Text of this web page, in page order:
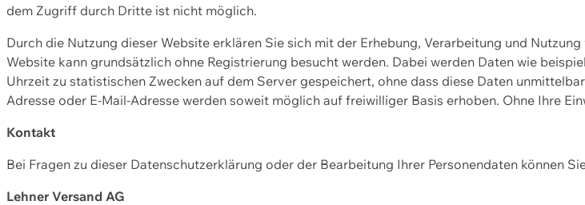
dem Zugriff durch Dritte ist nicht möglich.
Durch die Nutzung dieser Website erklären Sie sich mit der Erhebung, Verarbeitung und
Website kann grundsätzlich ohne Registrierung besucht werden. Dabei werden Daten wie
Uhrzeit zu statistischen Zwecken auf dem Server gespeichert, ohne dass diese Daten
Adresse oder E-Mail-Adresse werden soweit möglich auf freiwilliger Basis erhoben. Ohne Ihre
Kontakt
Bei Fragen zu dieser Datenschutzerklärung oder der Bearbeitung Ihrer Personendaten können
Lehner Versand AG